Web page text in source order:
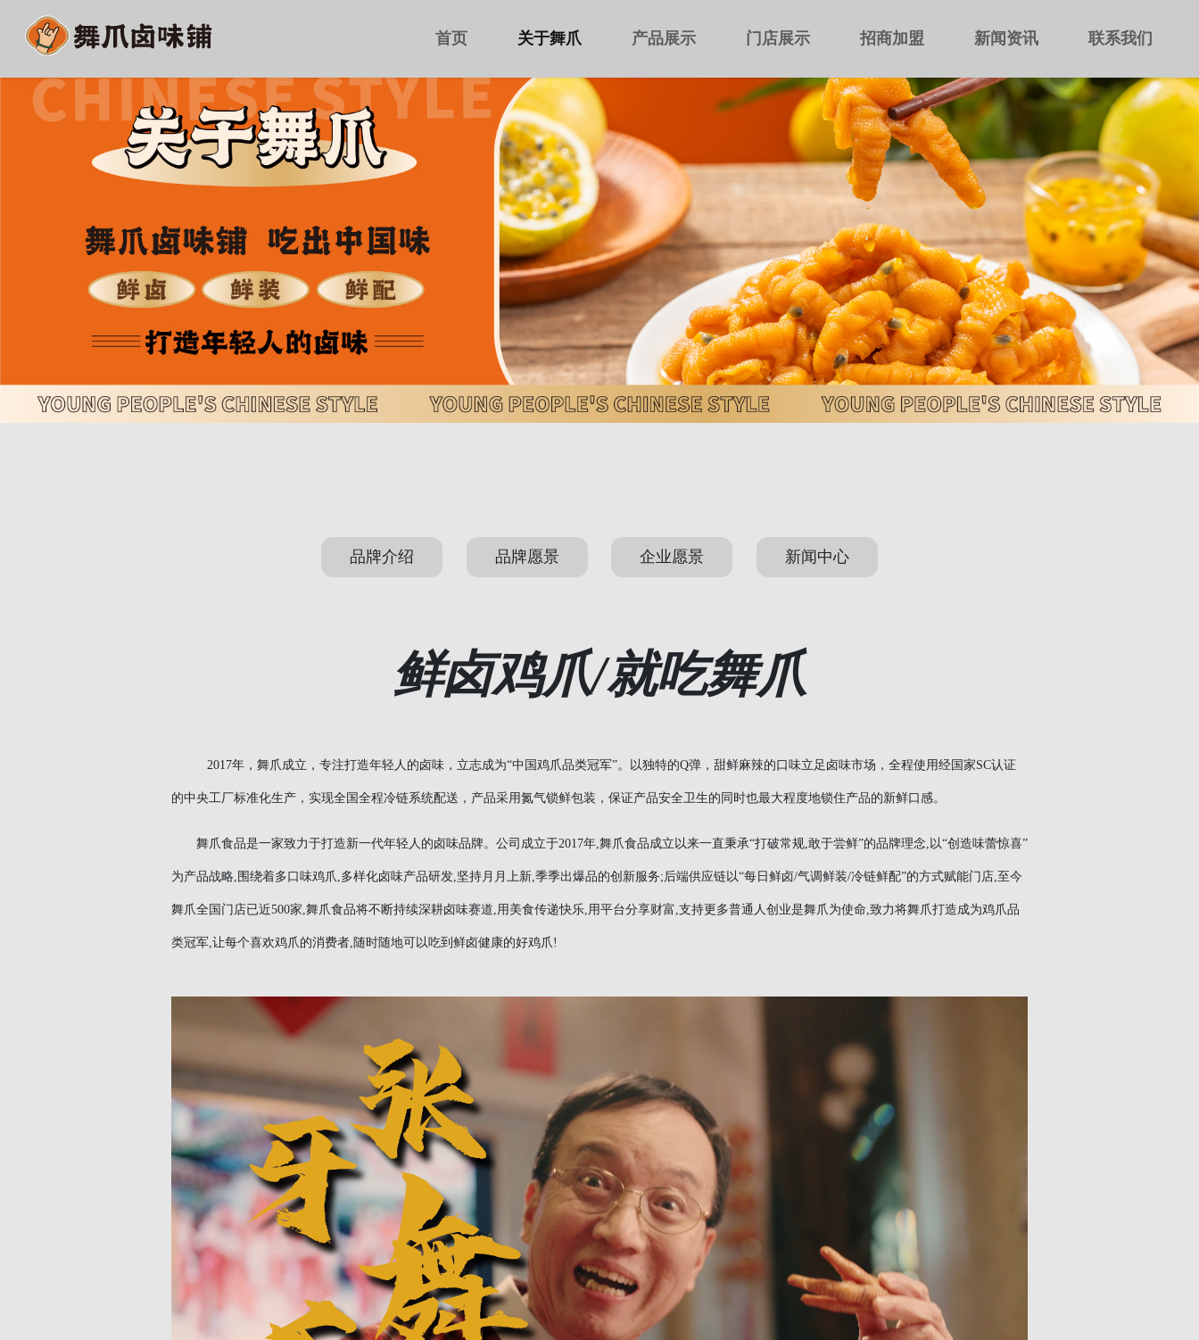
首页 关于舞爪 产品展示 门店展示 招商加盟 新闻资讯 联系我们
品牌介绍 品牌愿景 企业愿景 新闻中心
鲜卤鸡爪/就吃舞爪
2017年，舞爪成立，专注打造年轻人的卤味，立志成为“中国鸡爪品类冠军”。以独特的Q弹，甜鲜麻辣的口味立足卤味市场，全程使用经国家SC认证
的中央工厂标准化生产，实现全国全程冷链系统配送，产品采用氮气锁鲜包装，保证产品安全卫生的同时也最大程度地锁住产品的新鲜口感。
舞爪食品是一家致力于打造新一代年轻人的卤味品牌。公司成立于2017年,舞爪食品成立以来一直秉承“打破常规,敢于尝鲜”的品牌理念,以“创造味蕾惊喜”
为产品战略,围绕着多口味鸡爪,多样化卤味产品研发,坚持月月上新,季季出爆品的创新服务;后端供应链以“每日鲜卤/气调鲜装/冷链鲜配”的方式赋能门店,至今
舞爪全国门店已近500家,舞爪食品将不断持续深耕卤味赛道,用美食传递快乐,用平台分享财富,支持更多普通人创业是舞爪为使命,致力将舞爪打造成为鸡爪品
类冠军,让每个喜欢鸡爪的消费者,随时随地可以吃到鲜卤健康的好鸡爪!